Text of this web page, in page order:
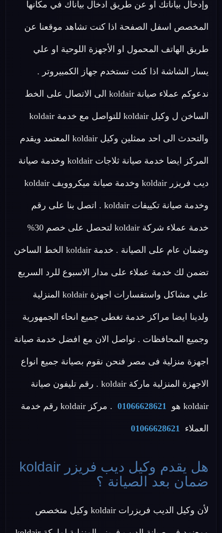
وإدخال بياناتك او عن طريق ادخال بياناك في مكانها
المخصص اسفل الصفحة اذا كنت تشاهد موقعنا عن
طريق الهاتف المحمول او الأجهزة اللوحية او علي
يسار الشاشة اذا كنت تستخدم جهاز الكمبيروتر .
ندعوكم عملاء صيانة koldair الى الاتصال على الخط
الساخن ل وكيل koldair للتواصل مع خدمة koldair
والتحدث الى احد ممثلين وكيل koldair المعتمد ويقدم
المركز ايضا خدمة صيانة ثلاجات koldair وخدمة صيانة
ديب فريزر koldair وخدمة صيانة ميكروويف koldair
وخدمة صيانة تكييفات koldair . اتصل بنا على رقم
خدمة عملاء شركة koldair لتحصل على خصم 30%
وضمان عام على الصيانة . خدمة koldair الخط الساخن
تضمن لك خدمة عملاء على مدار الاسبوع للرد السريع
علي مشاكل واستفسارات اجهزة koldair المنزلية
ولدينا ايضا مراكز خدمة تغطى جميع انحاء الجمهورية
وجميع المحافظات . تواصل الان مع افضل خدمة صيانة
اجهزة منزلية فى مصر فنحن نقوم بصيانة جميع انواع
الاجهزة المنزلية ماركة koldair . رقم تليفون صيانة
koldair هو 01066628621 . مركز koldair رقم خدمة
العملاء 01066628621
هل يقدم وكيل ديب فريزر koldair
ضمان بعد الصيانة ؟
لأن وكيل الديب فريزرات koldair وكيل متخصص